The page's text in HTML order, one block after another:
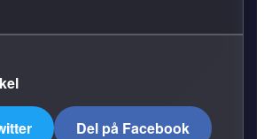
Del på Facebook